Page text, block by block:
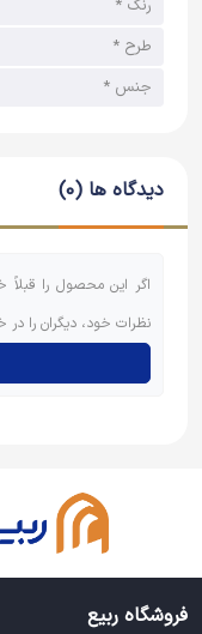
رنگ *
طرح *
جنس *
دیدگاه ها (0)
اگر این محصول را قبلاً
نظرات خود، دیگران را در
فروشگاه ربیع